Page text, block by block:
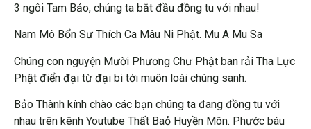
3 ngôi Tam Bảo, chúng ta bắt đầu đồng tu với nhau!
Nam Mô Bổn Sư Thích Ca Mâu Ni Phật. Mu A Mu Sa
Chúng con nguyện Mười Phương Chư Phật ban rải Tha Lực
Phật điển đại từ đại bi tới muôn loài chúng sanh.
Bảo Thành kính chào các bạn chúng ta đang đồng tu với
nhau trên kênh Youtube Thất Baỏ Huyền Môn. Phước báu